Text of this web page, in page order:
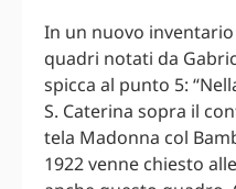
In un nuovo
quadri notati da
spicca al punto 5:
S. Caterina sopra il
tela Madonna col
1922 venne chiesto